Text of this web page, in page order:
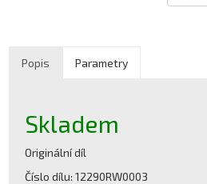
Popis Parametry
Skladem
Originální díl
Číslo dílu: 12290RW0003